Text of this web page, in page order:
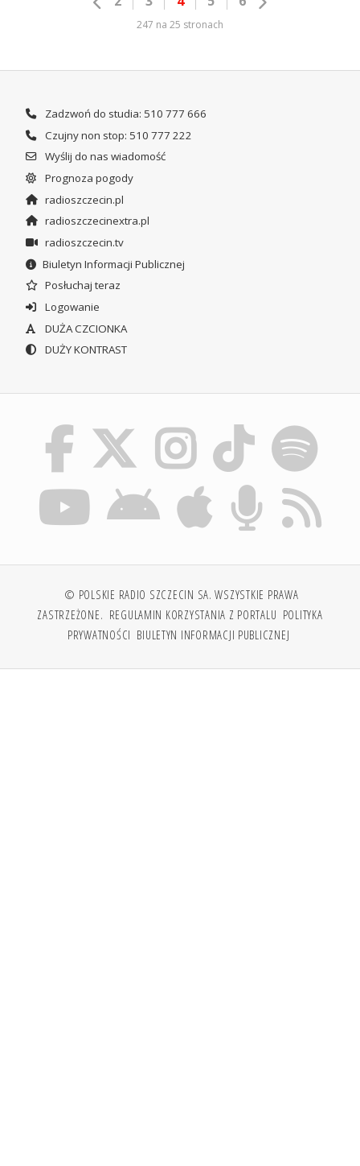
247 na 25 stronach
Zadzwoń do studia: 510 777 666
Czujny non stop: 510 777 222
Wyślij do nas wiadomość
Prognoza pogody
radioszczecin.pl
radioszczecinextra.pl
radioszczecin.tv
Biuletyn Informacji Publicznej
Posłuchaj teraz
Logowanie
DUŻA CZCIONKA
DUŻY KONTRAST
© POLSKIE RADIO SZCZECIN SA. WSZYSTKIE PRAWA
ZASTRZEŻONE. REGULAMIN KORZYSTANIA Z PORTALU POLITYKA
PRYWATNOŚCI BIULETYN INFORMACJI PUBLICZNEJ